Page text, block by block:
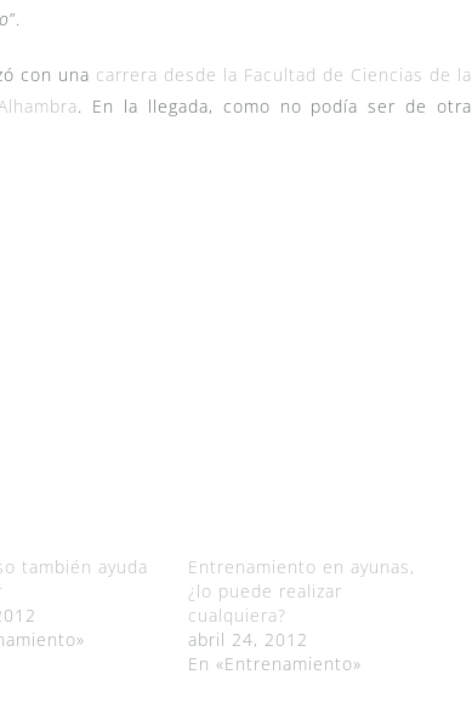
”.
con una carrera desde la Facultad de Ciencias de la
. En la llegada, como no podía ser de otra
también ayuda
Entrenamiento en ayunas,
¿lo puede realizar
cualquiera?
abril 24, 2012
En «Entrenamiento»